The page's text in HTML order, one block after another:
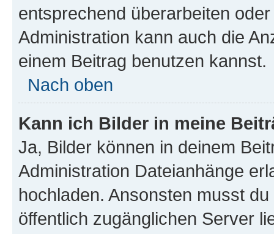
entsprechend überarbeiten
Administration kann auch die
einem Beitrag benutzen kannst.
Nach oben
Kann ich Bilder in meine
Ja, Bilder können in deinem
Administration Dateianhänge
hochladen. Ansonsten musst
öffentlich zugänglichen Server